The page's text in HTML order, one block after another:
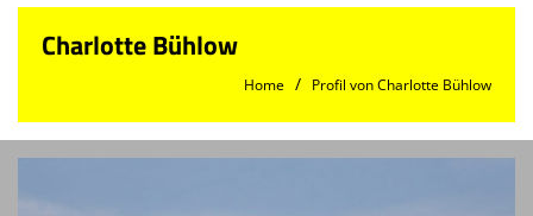
Home
Vereinsnews
Damen
Jugend
Charlotte Bühlow
Home Profil von Charlotte Bühlow